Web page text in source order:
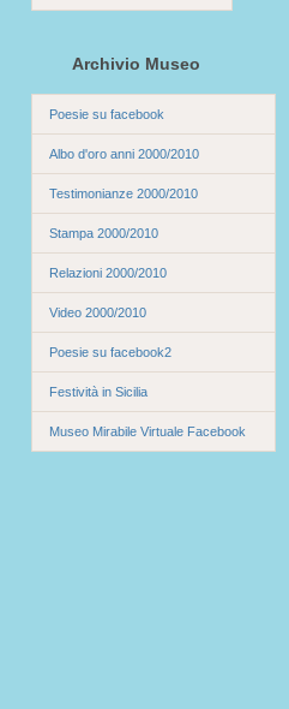
Archivio Museo
Poesie su facebook
Albo d'oro anni 2000/2010
Testimonianze 2000/2010
Stampa 2000/2010
Relazioni 2000/2010
Video 2000/2010
Poesie su facebook2
Festività in Sicilia
Museo Mirabile Virtuale Facebook